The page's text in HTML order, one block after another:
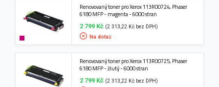
Renovovaný toner pro Xerox 113R00724, Phaser
6180 MFP - magenta - 6000 stran
2 799 Kč (2 313,22 Kč bez DPH)
Na dotaz
Renovovaný toner pro Xerox 113R00725, Phaser
6180 MFP - žlutý - 6000 stran
2 799 Kč (2 313,22 Kč bez DPH)